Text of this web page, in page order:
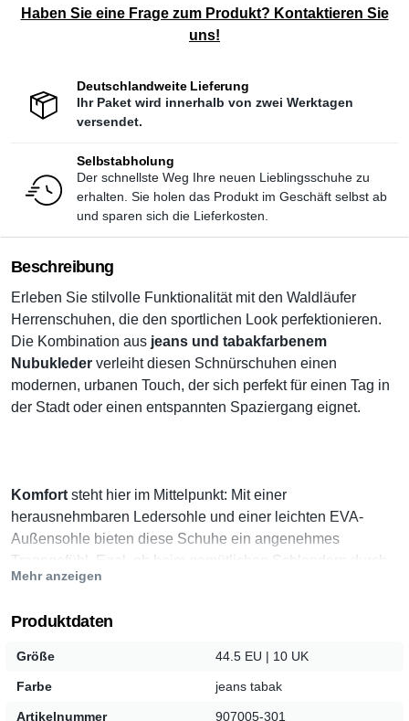
Haben Sie eine Frage zum Produkt? Kontaktieren Sie
uns!
Deutschlandweite Lieferung
Ihr Paket wird innerhalb von zwei Werktagen
versendet.
Selbstabholung
Der schnellste Weg Ihre neuen Lieblingsschuhe zu
erhalten. Sie holen das Produkt im Geschäft selbst ab
und sparen sich die Lieferkosten.
Beschreibung
Erleben Sie stilvolle Funktionalität mit den Waldläufer
Herrenschuhen, die den sportlichen Look perfektionieren.
Die Kombination aus jeans und tabakfarbenem
Nubukleder verleiht diesen Schnürschuhen einen
modernen, urbanen Touch, der sich perfekt für einen Tag in
der Stadt oder einen entspannten Spaziergang eignet.
Komfort steht hier im Mittelpunkt: Mit einer
herausnehmbaren Ledersohle und einer leichten EVA-
Außensohle bieten diese Schuhe ein angenehmes
Tragegefühl. Egal, ob beim gemütlichen Schlendern durch
den Park oder beim Wochenendtrip – die Schnürer sorgen
Durch den praktischen
Reißverschluss kombiniert mit
klassischer Schnürung
lassen sich die Schuhe schnell
Mehr anzeigen
Produktdaten
Größe 44.5 EU | 10 UK
Farbe jeans tabak
Artikelnummer 907005-301